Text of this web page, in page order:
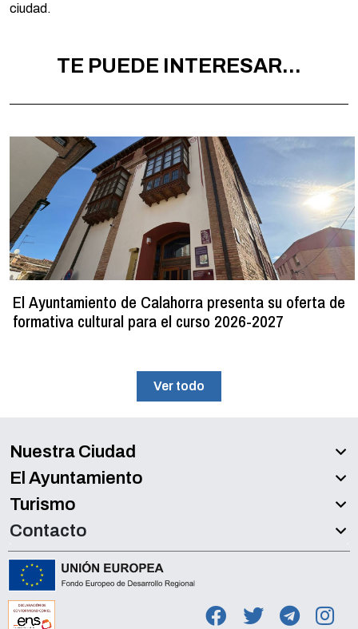
ciudad.
TE PUEDE INTERESAR...
El Ayuntamiento de Calahorra presenta su oferta de
formativa cultural para el curso 2026-2027
Ver todo
Nuestra Ciudad
El Ayuntamiento
Turismo
Contacto